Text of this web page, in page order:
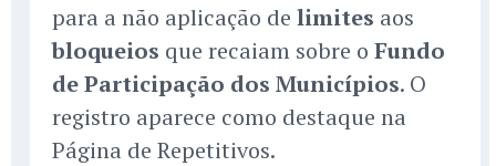
para a não aplicação de limites aos
bloqueios que recaiam sobre o Fundo
de Participação dos Municípios. O
registro aparece como destaque na
Página de Repetitivos.